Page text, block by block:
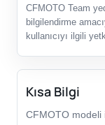
CFMOTO Team
bilgilendirme
kullanıcıyı ilgili
Kısa Bilgi
CFMOTO modeli